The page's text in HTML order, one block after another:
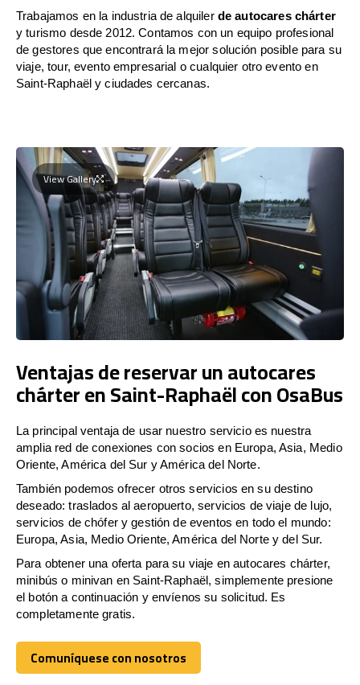
Trabajamos en la industria de alquiler de autocares chárter
y turismo desde 2012. Contamos con un equipo profesional
de gestores que encontrará la mejor solución posible para su
viaje, tour, evento empresarial o cualquier otro evento en
Saint-Raphaël y ciudades cercanas.
View Gallery
Ventajas de reservar un autocares
chárter en Saint-Raphaël con OsaBus
La principal ventaja de usar nuestro servicio es nuestra
amplia red de conexiones con socios en Europa, Asia, Medio
Oriente, América del Sur y América del Norte.
También podemos ofrecer otros servicios en su destino
deseado: traslados al aeropuerto, servicios de viaje de lujo,
servicios de chófer y gestión de eventos en todo el mundo:
Europa, Asia, Medio Oriente, América del Norte y del Sur.
Para obtener una oferta para su viaje en autocares chárter,
minibús o minivan en Saint-Raphaël, simplemente presione
el botón a continuación y envíenos su solicitud. Es
completamente gratis.
Comuníquese con nosotros
Comuníquese con nosotros